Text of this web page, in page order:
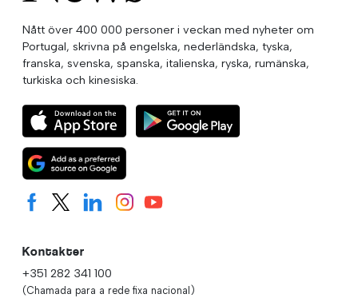
Nått över 400 000 personer i veckan med nyheter om
Portugal, skrivna på engelska, nederländska, tyska,
franska, svenska, spanska, italienska, ryska, rumänska,
turkiska och kinesiska.
Kontakter
+351 282 341 100
(Chamada para a rede fixa nacional)